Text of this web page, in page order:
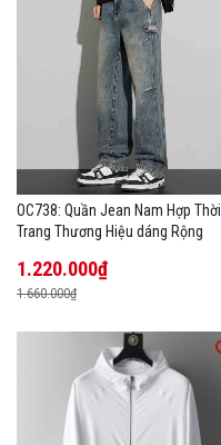
OC738: Quần Jean Nam Hợp Thời
Trang Thương Hiệu dáng Rộng
1.220.000₫
1.660.000₫